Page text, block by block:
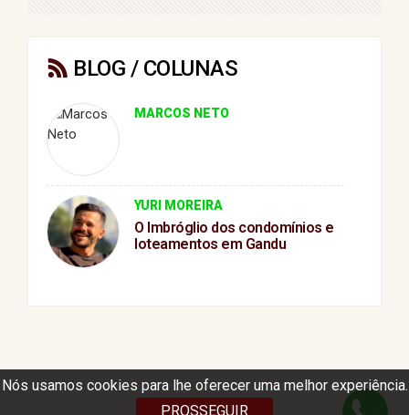
Nós usamos cookies para lhe oferecer uma melhor experiência.
PROSSEGUIR
BLOG / COLUNAS
MARCOS NETO
YURI MOREIRA
O Imbróglio dos condomínios e
loteamentos em Gandu